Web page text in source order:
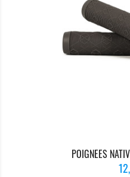
POIGNEES